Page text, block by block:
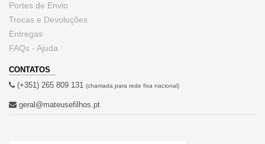
Portes de Envio
Trocas e Devoluções
Entregas
FAQs - Ajuda
CONTATOS
(+351) 265 809 131 (chamada para rede fixa nacional)
geral@mateusefilhos.pt